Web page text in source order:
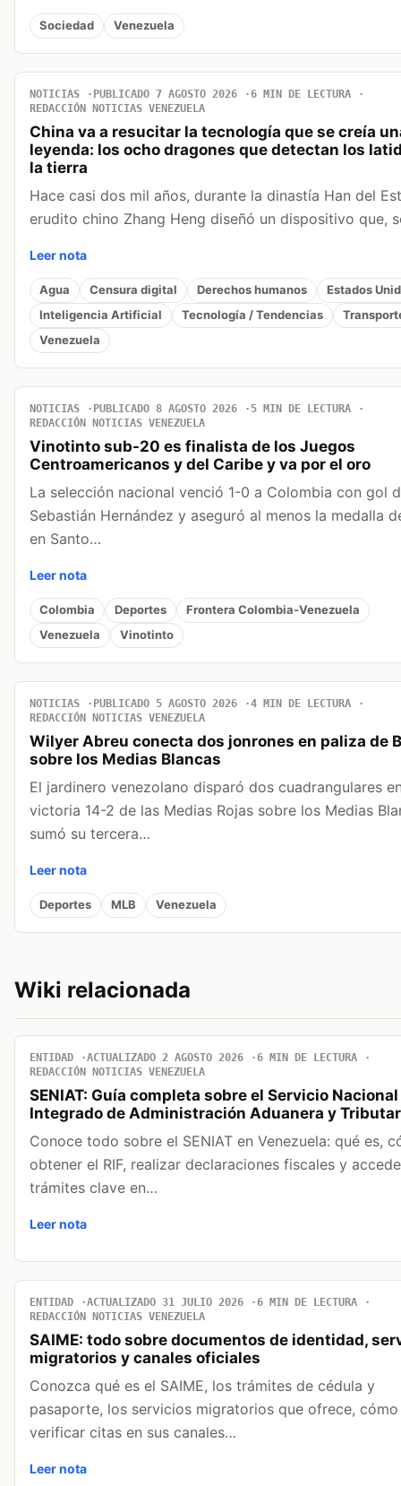
Sociedad Venezuela
NOTICIAS PUBLICADO 7 AGOSTO 2026
6 MIN DE LECTURA
REDACCIÓN NOTICIAS VENEZUELA
China va a resucitar la tecnología que se creía
leyenda: los ocho dragones que detectan los
la tierra
Hace casi dos mil años, durante la dinastía Han del
erudito chino Zhang Heng diseñó un dispositivo que,
Leer nota
Agua Censura digital Derechos humanos
Estados
Inteligencia Artificial
Tecnología / Tendencias
Venezuela
NOTICIAS PUBLICADO 8 AGOSTO 2026
5 MIN DE LECTURA
REDACCIÓN NOTICIAS VENEZUELA
Vinotinto sub-20 es finalista de los Juegos
Centroamericanos y del Caribe y va por el oro
La selección nacional venció 1-0 a Colombia con gol
Sebastián Hernández y aseguró al menos la medalla
en Santo…
Leer nota
Colombia Deportes
Frontera Colombia-Venezuela
Venezuela
Vinotinto
NOTICIAS PUBLICADO 5 AGOSTO 2026
4 MIN DE LECTURA
REDACCIÓN NOTICIAS VENEZUELA
Wilyer Abreu conecta dos jonrones en paliza de
sobre los Medias Blancas
El jardinero venezolano disparó dos cuadrangulares
victoria 14-2 de las Medias Rojas sobre los Medias
sumó su tercera…
Leer nota
Deportes MLB Venezuela
Wiki relacionada
ENTIDAD ACTUALIZADO 2 AGOSTO 2026
6 MIN DE LECTURA
REDACCIÓN NOTICIAS VENEZUELA
SENIAT: Guía completa sobre el Servicio Nacional
Integrado de Administración Aduanera y
Conoce todo sobre el SENIAT en Venezuela: qué es,
obtener el RIF, realizar declaraciones fiscales y
trámites clave en…
Leer nota
ENTIDAD ACTUALIZADO 31 JULIO 2026
6 MIN DE LECTURA
REDACCIÓN NOTICIAS VENEZUELA
SAIME: todo sobre documentos de identidad,
migratorios y canales oficiales
Conozca qué es el SAIME, los trámites de cédula y
pasaporte, los servicios migratorios que ofrece, cómo
verificar citas en sus canales…
Leer nota